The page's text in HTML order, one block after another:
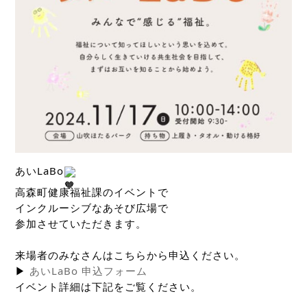
あいLaBo
高森町健康福祉課のイベントで
インクルーシブなあそび広場で
参加させていただきます。
来場者のみなさんはこちらから申込ください。
▶ あいLaBo 申込フォーム
イベント詳細は下記をご覧ください。